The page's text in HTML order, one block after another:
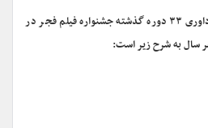
اسامی اعضای هیات انتخاب و داوری ۳۳ دوره گذشته جشنواره فیلم فجر در
سال به شرح زیر است: